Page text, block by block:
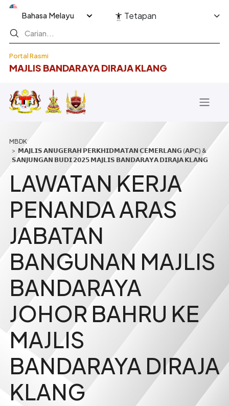
Langkau ke kandungan utama
Portal Rasmi
MAJLIS BANDARAYA DIRAJA KLANG
Select your language Tetapan
Breadcrumb
𝗠𝗔𝗝𝗟𝗜𝗦 𝗔𝗡𝗨𝗚𝗘𝗥𝗔𝗛 𝗣𝗘𝗥𝗞𝗛𝗜𝗗𝗠𝗔𝗧𝗔𝗡 𝗖𝗘𝗠𝗘𝗥𝗟𝗔𝗡𝗚 (𝗔𝗣𝗖) &
𝗦𝗔𝗡𝗝𝗨𝗡𝗚𝗔𝗡 𝗕𝗨𝗗𝗜 𝟮𝟬𝟮𝟱 𝗠𝗔𝗝𝗟𝗜𝗦 𝗕𝗔𝗡𝗗𝗔𝗥𝗔𝗬𝗔 𝗗𝗜𝗥𝗔𝗝𝗔 𝗞𝗟𝗔𝗡𝗚
LAWATAN KERJA
PENANDA ARAS
JABATAN
BANGUNAN MAJLIS
BANDARAYA
JOHOR BAHRU KE
MAJLIS
BANDARAYA DIRAJA
KLANG